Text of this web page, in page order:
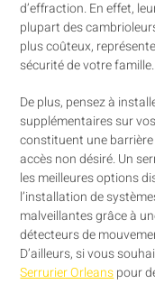
d’effraction. En effet,
plupart des
plus coûteux,
sécurité de votre famille.
De plus, pensez à
supplémentaires sur
constituent une
accès non désiré. Un
les meilleures options
l’installation de
malveillantes grâce à
détecteurs de
D’ailleurs, si vous
Serrurier Orleanspour